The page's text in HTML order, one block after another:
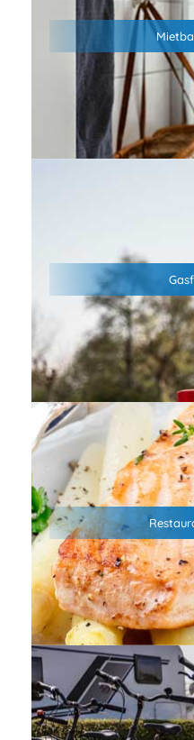
sauber, modern und ganz
mehr Hygiene und
deinen Campingurlaub
Paare und alle, die
An der Rezeption ist der
(11kg Stahl- oder
Unser Campingplatz
bester Anbindung
Einkaufsmöglichkeiten
Der Campingplatz ist
Fahrradtouren – egal ob
die Küstenheide. Wenn Ihr